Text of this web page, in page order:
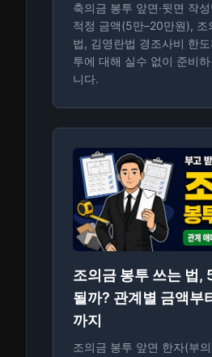
축의금 봉투 앞면·뒷면 작
적정 금액(5만–20만원), 조
법, 김영란법 경조사비 한
투에 대해 실수 없이 준비
니다.
조의금 봉투 쓰는 법,
될까? 관계별 금액부
까지
조의금 봉투 앞면 한자(부